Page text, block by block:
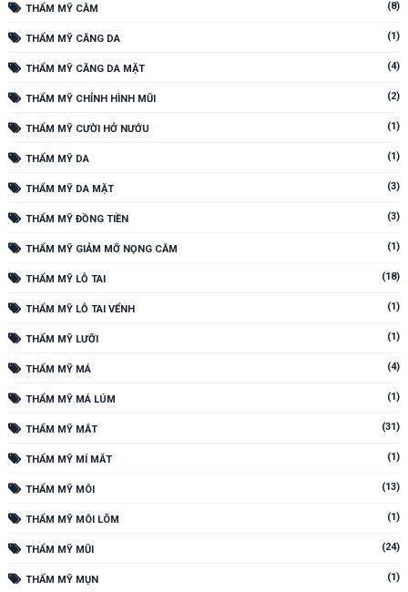
THẨM MỸ CẰM (8)
THẨM MỸ CĂNG DA (1)
THẨM MỸ CĂNG DA MẶT (4)
THẨM MỸ CHỈNH HÌNH MŨI (2)
THẨM MỸ CƯỜI HỞ NƯỚU (1)
THẨM MỸ DA (1)
THẨM MỸ DA MẶT (3)
THẨM MỸ ĐỒNG TIỀN (3)
THẨM MỸ GIẢM MỠ NỌNG CẰM (1)
THẨM MỸ LỖ TAI (18)
THẨM MỸ LỖ TAI VỂNH (1)
THẨM MỸ LƯỠI (1)
THẨM MỸ MÁ (4)
THẨM MỸ MÁ LÚM (1)
THẨM MỸ MẮT (31)
THẨM MỸ MÍ MẮT (1)
THẨM MỸ MÔI (13)
THẨM MỸ MÔI LÕM (1)
THẨM MỸ MŨI (24)
THẨM MỸ MỤN (1)